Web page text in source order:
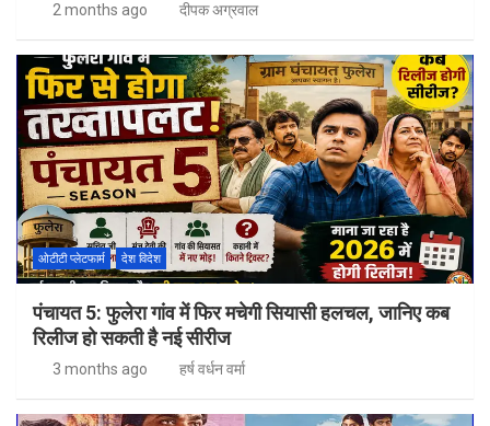
2 months ago दीपक अग्रवाल
ओटीटी प्लेटफार्म देश विदेश
पंचायत 5: फुलेरा गांव में फिर मचेगी सियासी हलचल, जानिए कब
रिलीज हो सकती है नई सीरीज
3 months ago हर्ष वर्धन वर्मा